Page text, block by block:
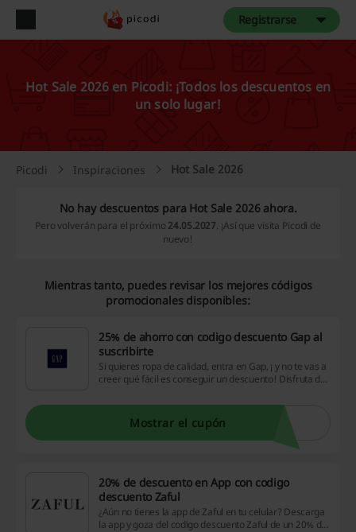
Registrarse
Hot Sale 2026 en Picodi: ¡Todos los descuentos en
un solo lugar!
Picodi Inspiraciones Hot Sale 2026
No hay descuentos para Hot Sale 2026 ahora.
Pero volverán para el próximo 24.05.2027. ¡Así que visita Picodi de
nuevo!
Mientras tanto, puedes revisar los mejores códigos
promocionales disponibles:
25% de ahorro con codigo descuento Gap al
suscribirte
Si quieres ropa de calidad, entra en Gap, ¡ y no te vas a
creer qué fácil es conseguir un descuento! Disfruta de
suscribirte. ¿A qué estás esperando? Empieza a
ahorrar hoy.Mostrar el cupón
20% de descuento en App con codigo
descuento Zaful
¿Aún no tienes la app de Zaful en tu celular? Descarga
la app y goza del codigo descuento Zaful de un 20% de